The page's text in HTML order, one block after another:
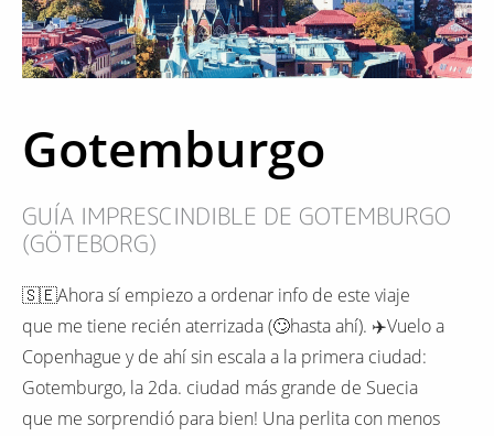
Gotemburgo
GUÍA IMPRESCINDIBLE DE GOTEMBURGO
(GÖTEBORG)
🇸🇪Ahora sí empiezo a ordenar info de este viaje
que me tiene recién aterrizada (🙄hasta ahí). ✈️Vuelo a
Copenhague y de ahí sin escala a la primera ciudad:
Gotemburgo, la 2da. ciudad más grande de Suecia
que me sorprendió para bien! Una perlita con menos